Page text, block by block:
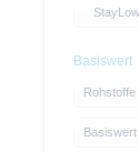
Basiswert
Rohstoffe
Basiswert